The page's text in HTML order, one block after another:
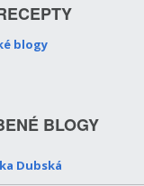
BLOGY
Dubská